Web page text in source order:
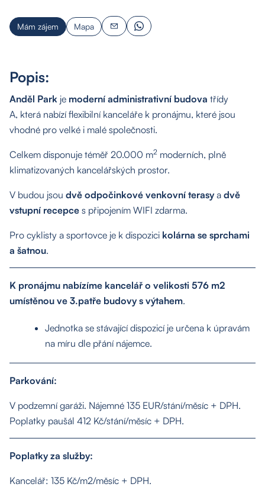
Mám zájem Mapa
Popis:
Anděl Park je moderní administrativní budova třídy
A, která nabízí flexibilní kanceláře k pronájmu, které jsou
vhodné pro velké i malé společnosti.
Celkem disponuje téměř 20.000 m2 moderních, plně
klimatizovaných kancelářských prostor.
V budou jsou dvě odpočinkové venkovní terasya dvě
vstupní recepce s připojením WIFI zdarma.
Pro cyklisty a sportovce je k dispozici kolárna se sprchami
a šatnou.
K pronájmu nabízíme kancelář o velikosti 576 m2
umístěnou ve 3.patře budovy s výtahem.
Jednotka se stávající dispozicí je určena k úpravám
na míru dle přání nájemce.
Parkování:
V podzemní garáži. Nájemné 135 EUR/stání/měsíc + DPH.
Poplatky paušál 412 Kč/stání/měsíc + DPH.
Poplatky za služby:
Kancelář: 135 Kč/m2/měsíc + DPH.